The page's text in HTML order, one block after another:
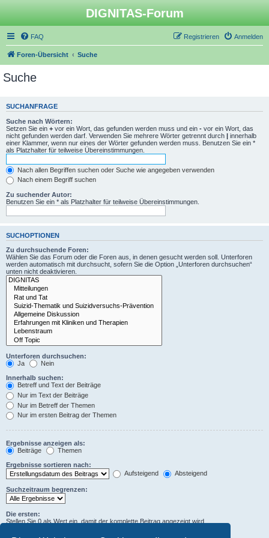
DIGNITAS-Forum
FAQ Anmelden
Registrieren
Foren-Übersicht Suche
Suche
SUCHANFRAGE
Suche nach Wörtern:
Setzen Sie ein + vor ein Wort, das gefunden werden muss und ein - vor ein Wort, das
nicht gefunden werden darf. Verwenden Sie mehrere Wörter getrennt durch | innerhalb
einer Klammer, wenn nur eines der Wörter gefunden werden muss. Benutzen Sie ein *
als Platzhalter für teilweise Übereinstimmungen.
Nach allen Begriffen suchen oder Suche wie angegeben verwenden
Nach einem Begriff suchen
Zu suchender Autor:
Benutzen Sie ein * als Platzhalter für teilweise Übereinstimmungen.
SUCHOPTIONEN
Zu durchsuchende Foren:
Wählen Sie das Forum oder die Foren aus, in denen gesucht werden soll. Unterforen
werden automatisch mit durchsucht, sofern Sie die Option „Unterforen durchsuchen“
unten nicht deaktivieren.
Unterforen durchsuchen:
Ja
Nein
Innerhalb suchen:
Betreff und Text der Beiträge
Nur im Text der Beiträge
Nur im Betreff der Themen
Nur im ersten Beitrag der Themen
Ergebnisse anzeigen als:
Beiträge
Themen
Ergebnisse sortieren nach:
Aufsteigend
Absteigend
Suchzeitraum begrenzen:
Die ersten:
Stellen Sie 0 als Wert ein, damit der komplette Beitrag angezeigt wird.